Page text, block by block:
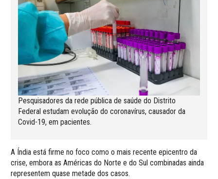
Pesquisadores da rede pública de saúde do Distrito
Federal estudam evolução do coronavírus, causador da
Covid-19, em pacientes.
A Índia está firme no foco como o mais recente epicentro da
crise, embora as Américas do Norte e do Sul combinadas ainda
representem quase metade dos casos.